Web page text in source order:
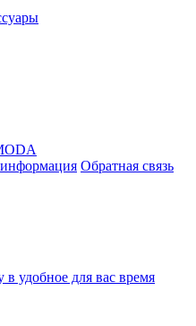
Обратная связь
удобное для вас время